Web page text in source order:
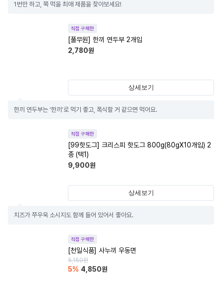
1번만 하고, 쭉 먹을 최애 제품을 찾아보세요!
직접 구매한
[풀무원] 한끼 연두부 2개입
2,780원
상세보기
한끼 연두부는 ‘한끼’로 먹기 좋고, 폭식할 거 같으면 먹어요.
직접 구매한
[99핫도그] 크리스피 핫도그 800g(80gX10개입) 2
종 (택1)
9,900원
상세보기
치즈가 쭈우욱 소시지도 함께 들어 있어서 좋아요.
직접 구매한
[천일식품] 사누끼 우동면
5,150원
5% 4,850원